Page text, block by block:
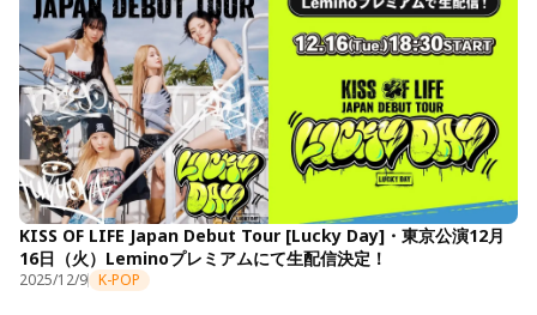
KISS OF LIFE Japan Debut Tour [Lucky Day]・東京公演12月
16日（火）Leminoプレミアムにて生配信決定！
2025/12/9 K-POP